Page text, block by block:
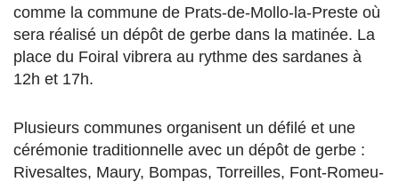
comme la commune de Prats-de-Mollo-la-Preste où
sera réalisé un dépôt de gerbe dans la matinée. La
place du Foiral vibrera au rythme des sardanes à
12h et 17h.
Plusieurs communes organisent un défilé et une
cérémonie traditionnelle avec un dépôt de gerbe :
Rivesaltes, Maury, Bompas, Torreilles, Font-Romeu-